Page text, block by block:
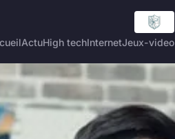
ActuHigh techInternetJeux-video